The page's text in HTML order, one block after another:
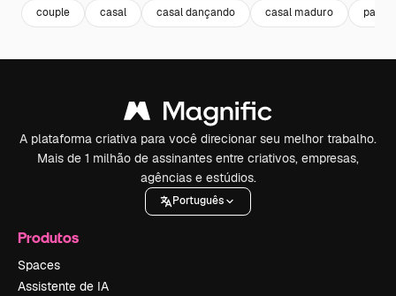
couple casal casal dançando casal maduro
A plataforma criativa para você direcionar seu melhor trabalho.
Mais de 1 milhão de assinantes entre criativos, empresas,
agências e estúdios.
Português
Produtos
Spaces
Assistente de IA